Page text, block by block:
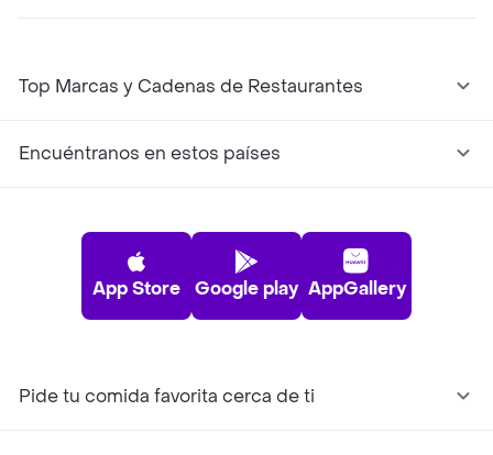
Top Marcas y Cadenas de Restaurantes
Encuéntranos en estos países
App Store Google play AppGallery
Pide tu comida favorita cerca de ti